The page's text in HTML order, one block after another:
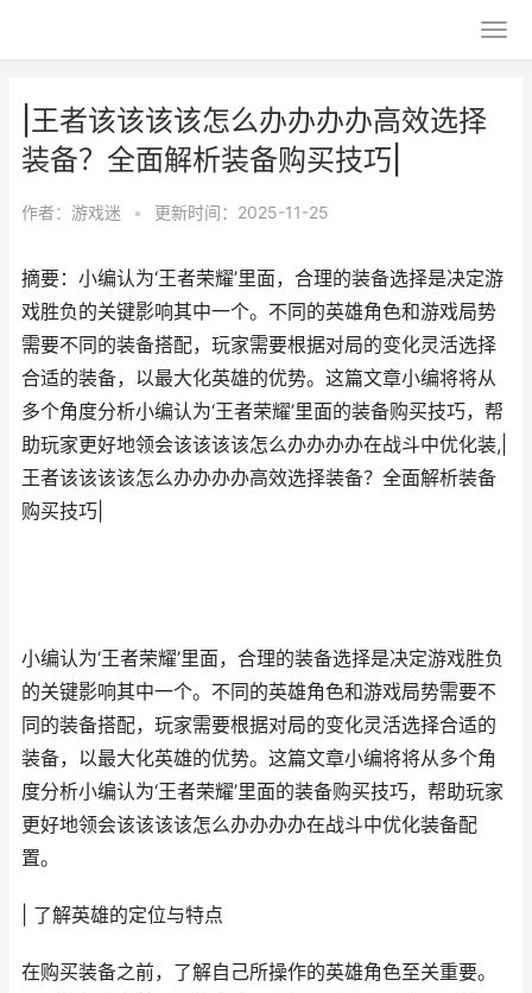
|王者该该该该怎么办办办办高效选择
装备？全面解析装备购买技巧|
作者： 游戏迷 • 更新时间：2025-11-25
摘要：小编认为‘王者荣耀’里面，合理的装备选择是决定游
戏胜负的关键影响其中一个。不同的英雄角色和游戏局势
需要不同的装备搭配，玩家需要根据对局的变化灵活选择
合适的装备，以最大化英雄的优势。这篇文章小编将将从
多个角度分析小编认为‘王者荣耀’里面的装备购买技巧，帮
助玩家更好地领会该该该该怎么办办办办在战斗中优化装,|
王者该该该该怎么办办办办高效选择装备？全面解析装备
购买技巧|
小编认为‘王者荣耀’里面，合理的装备选择是决定游戏胜负
的关键影响其中一个。不同的英雄角色和游戏局势需要不
同的装备搭配，玩家需要根据对局的变化灵活选择合适的
装备，以最大化英雄的优势。这篇文章小编将将从多个角
度分析小编认为‘王者荣耀’里面的装备购买技巧，帮助玩家
更好地领会该该该该怎么办办办办在战斗中优化装备配
置。
| 了解英雄的定位与特点
在购买装备之前，了解自己所操作的英雄角色至关重要。